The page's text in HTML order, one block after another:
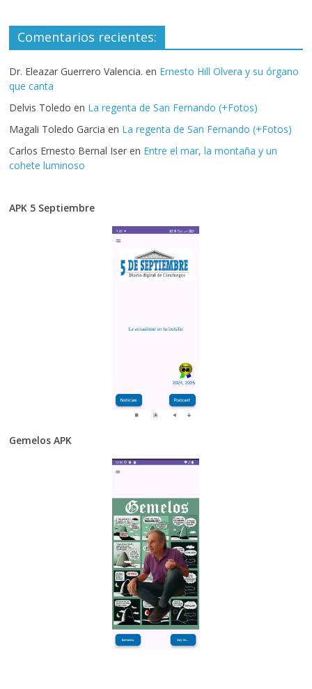
Comentarios recientes:
Dr. Eleazar Guerrero Valencia. en Ernesto Hill Olvera y su órgano
que canta
Delvis Toledo en La regenta de San Fernando (+Fotos)
Magali Toledo Garcia en La regenta de San Fernando (+Fotos)
Carlos Ernesto Bernal Iser en Entre el mar, la montaña y un
cohete luminoso
APK 5 Septiembre
Gemelos APK